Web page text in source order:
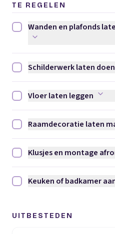
TE REGELEN
Wanden en plafonds laten
Wanden en plafonds
Schilderwerk laten doen
Schilderwerk laten doen
Vloer laten leggen afvinken
Vloer laten leggen
Raamdecoratie laten maken
Raamdecoratie laten
Klusjes en montage afronden
Klusjes en montage
Keuken of badkamer
Keuken of badkamer
UITBESTEDEN